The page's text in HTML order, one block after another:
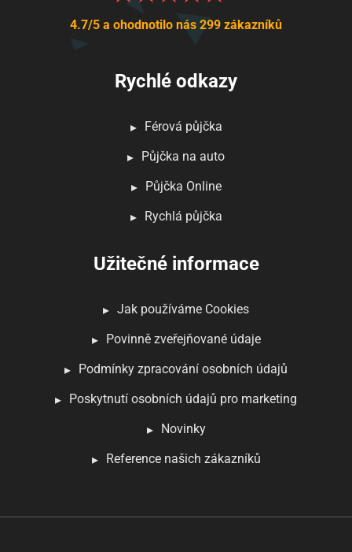
4.7/5 a ohodnotilo nás 299 zákazníků
Rychlé odkazy
Férová půjčka
Půjčka na auto
Půjčka Online
Rychlá půjčka
Užitečné informace
Jak používáme Cookies
Povinně zveřejňované údaje
Podmínky zpracování osobních údajů
Poskytnutí osobních údajů pro marketing
Novinky
Reference našich zákazníků